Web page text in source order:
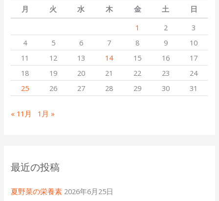
月
火 水 木 金 土
日
1
2
3
4
5 6 7 8 9
10
11
12 13 14 15 16
17
18
19 20 21 22 23
24
25
26 27 28 29 30 31
« 11月 1月 »
最近の投稿
夏野菜の栄養素 2026年6月25日